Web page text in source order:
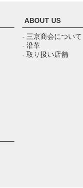
ABOUT US
- 三京商会について
- 沿革
- 取り扱い店舗